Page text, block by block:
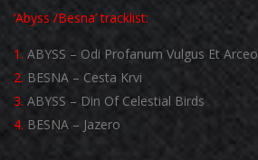
‘Abyss /Besna’ tracklist:
1. ABYSS – Odi Profanum Vulgus Et Arceo
2. BESNA – Cesta Krvi
3. ABYSS – Din Of Celestial Birds
4. BESNA – Jazero